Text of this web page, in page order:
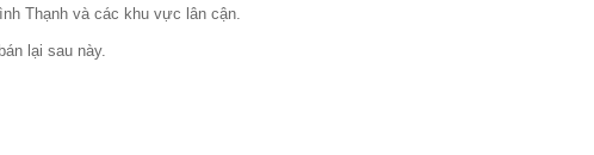
Thạnh và các khu vực lân cận.
lại sau này.